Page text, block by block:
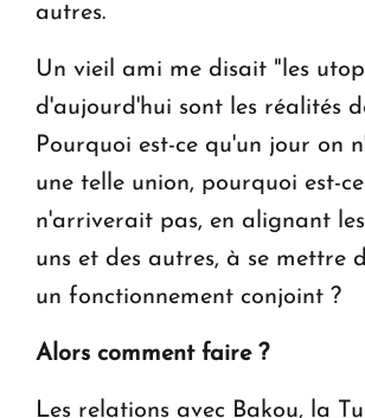
autres.
Un vieil ami me disait "les
d'aujourd'hui sont les réalités
Pourquoi est-ce qu'un jour on
une telle union, pourquoi est-
n'arriverait pas, en alignant
uns et des autres, à se mettre
un fonctionnement conjoint ?
Alors comment faire ?
Les relations avec Bakou, la